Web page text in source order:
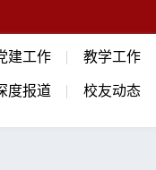
建工作 教学工作
度报道 校友动态